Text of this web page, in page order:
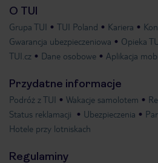
O TUI
Grupa TUI TUI Poland Kariera
Gwarancja ubezpieczeniowa
Opieka
TUI.cz
Dane osobowe Aplikacja
Przydatne informacje
Podróż z TUI Wakacje samolotem
Status reklamacji
Ubezpieczenia
Hotele przy lotniskach
Regulaminy